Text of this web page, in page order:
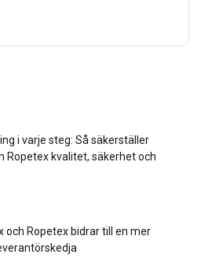
i varje steg: Så säkerställer
Ropetex kvalitet, säkerhet och
och Ropetex bidrar till en mer